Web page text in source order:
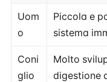
Uom
o
Piccola e
sistema
Coni
glio
Molto
digestione